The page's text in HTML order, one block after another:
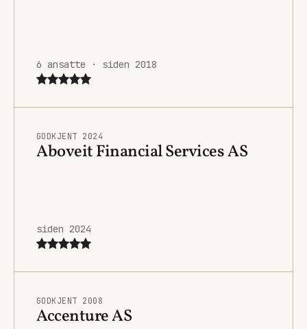
6 ansatte · siden 2018
GODKJENT 2024
Aboveit Financial Services AS
siden 2024
GODKJENT 2008
Accenture AS